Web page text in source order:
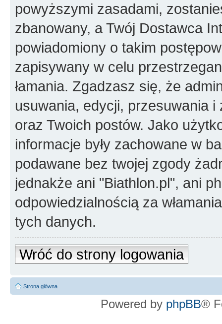
powyższymi zasadami,
zbanowany, a Twój Dostawca
powiadomiony o takim
zapisywany w celu
łamania. Zgadzasz się, że
usuwania, edycji, przesuwania
oraz Twoich postów. Jako
informacje były zachowane w
podawane bez twojej zgody
jednakże ani "Biathlon.pl", ani
odpowiedzialnością za
tych danych.
Wróć do strony logowania
Strona główna
Powered by phpBB®